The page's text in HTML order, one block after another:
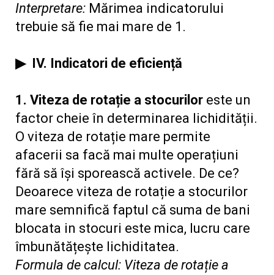
Interpretare: Mărimea indicatorului
trebuie să fie mai mare de 1.
▶ IV. Indicatori de eficiență
1. Viteza de rotație a stocurilor este un
factor cheie în determinarea lichidității.
O viteza de rotație mare permite
afacerii sa facă mai multe operațiuni
fără să își sporească activele. De ce?
Deoarece viteza de rotație a stocurilor
mare semnifică faptul că suma de bani
blocata in stocuri este mica, lucru care
îmbunătățește lichiditatea.
Formula de calcul: Viteza de rotație a